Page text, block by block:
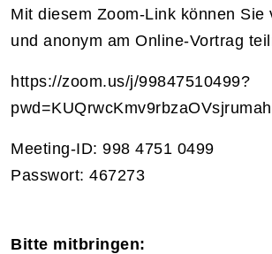
Mit diesem Zoom-Link können Sie
und anonym am Online-Vortrag
https://zoom.us/j/99847510499?
Meeting-ID: 998 4751 0499
Passwort: 467273
Bitte mitbringen: